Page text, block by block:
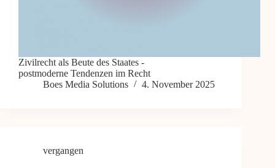
Zivilrecht als Beute des Staates -
postmoderne Tendenzen im Recht
Boes Media Solutions
4. November 2025
vergangen